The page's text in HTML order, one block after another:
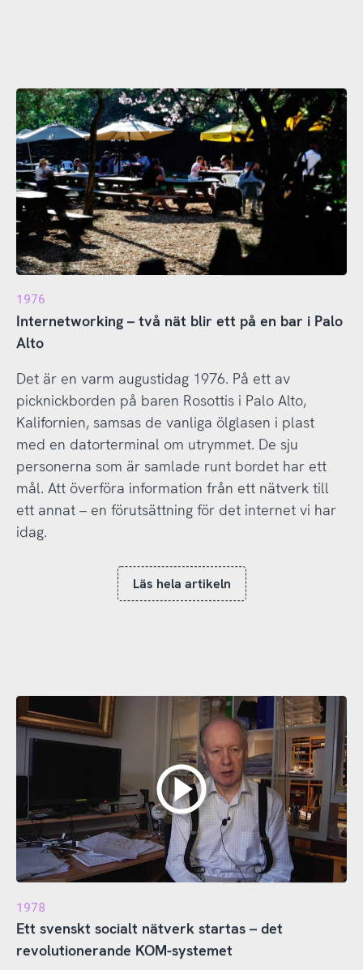
1976
Internetworking – två nät blir ett på en bar i Palo
Alto
Det är en varm augustidag 1976. På ett av
picknickborden på baren Rosottis i Palo Alto,
Kalifornien, samsas de vanliga ölglasen i plast
med en datorterminal om utrymmet. De sju
personerna som är samlade runt bordet har ett
mål. Att överföra information från ett nätverk till
ett annat – en förutsättning för det internet vi har
idag.
Läs hela artikeln
1978
Ett svenskt socialt nätverk startas – det
revolutionerande KOM-systemet